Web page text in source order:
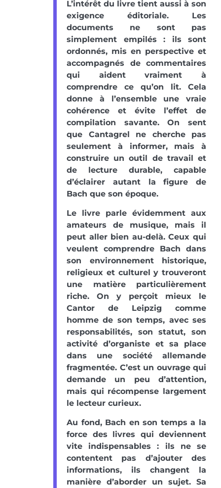
L’intérêt du livre tient aussi à son
exigence éditoriale. Les
documents ne sont pas
simplement empilés : ils sont
ordonnés, mis en perspective et
accompagnés de commentaires
qui aident vraiment à
comprendre ce qu’on lit. Cela
donne à l’ensemble une vraie
cohérence et évite l’effet de
compilation savante. On sent
que Cantagrel ne cherche pas
seulement à informer, mais à
construire un outil de travail et
de lecture durable, capable
d’éclairer autant la figure de
Bach que son époque.
Le livre parle évidemment aux
amateurs de musique, mais il
peut aller bien au-delà. Ceux qui
veulent comprendre Bach dans
son environnement historique,
religieux et culturel y trouveront
une matière particulièrement
riche. On y perçoit mieux le
Cantor de Leipzig comme
homme de son temps, avec ses
responsabilités, son statut, son
activité d’organiste et sa place
dans une société allemande
fragmentée. C’est un ouvrage qui
demande un peu d’attention,
mais qui récompense largement
le lecteur curieux.
Au fond, Bach en son temps a la
force des livres qui deviennent
vite indispensables : ils ne se
contentent pas d’ajouter des
informations, ils changent la
manière d’aborder un sujet. Sa